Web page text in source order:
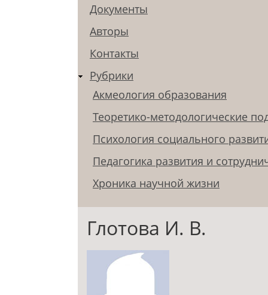
Документы
Авторы
Контакты
Рубрики
Акмеология образования
Теоретико-методологические
Психология социального
Педагогика развития и
Хроника научной жизни
Глотова И. В.